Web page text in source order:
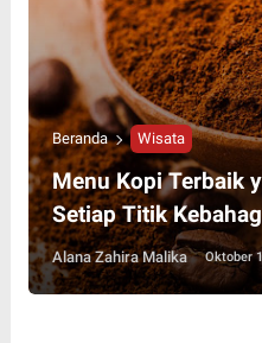
Beranda Wisata
Menu Kopi Terbaik
Setiap Titik
Alana Zahira Malika Oktober